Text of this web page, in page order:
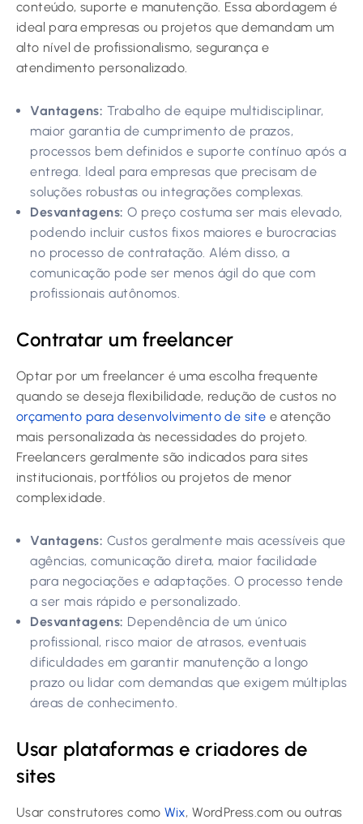
conteúdo, suporte e manutenção. Essa abordagem é
ideal para empresas ou projetos que demandam um
alto nível de profissionalismo, segurança e
atendimento personalizado.
Vantagens: Trabalho de equipe multidisciplinar,
maior garantia de cumprimento de prazos,
processos bem definidos e suporte contínuo após a
entrega. Ideal para empresas que precisam de
soluções robustas ou integrações complexas.
Desvantagens: O preço costuma ser mais elevado,
podendo incluir custos fixos maiores e burocracias
no processo de contratação. Além disso, a
comunicação pode ser menos ágil do que com
profissionais autônomos.
Contratar um freelancer
Optar por um freelancer é uma escolha frequente
quando se deseja flexibilidade, redução de custos no
orçamento para desenvolvimento de site e atenção
mais personalizada às necessidades do projeto.
Freelancers geralmente são indicados para sites
institucionais, portfólios ou projetos de menor
complexidade.
Vantagens: Custos geralmente mais acessíveis que
agências, comunicação direta, maior facilidade
para negociações e adaptações. O processo tende
a ser mais rápido e personalizado.
Desvantagens: Dependência de um único
profissional, risco maior de atrasos, eventuais
dificuldades em garantir manutenção a longo
prazo ou lidar com demandas que exigem múltiplas
áreas de conhecimento.
Usar plataformas e criadores de
sites
Usar construtores comoWix, WordPress.com ou outras